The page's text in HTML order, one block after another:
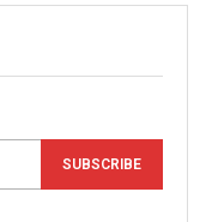
SUBSCRIBE